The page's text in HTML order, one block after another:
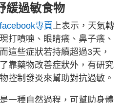
緩過敏食物
facebook專頁上表示，天氣轉
打噴嚏、眼睛癢、鼻子癢、
這些症狀若持續超過3天，
靠藥物改善症狀外，有研究
控制發炎來幫助對抗過敏。
一種自然過程，可幫助身體